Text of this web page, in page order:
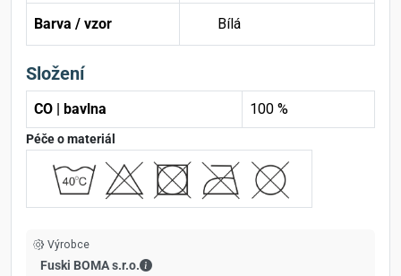
Barva / vzor Bílá
Složení
CO | bavlna 100 %
Péče o materiál
Výrobce
Fuski BOMA s.r.o.
Fuski BOMA s.r.o. - Kontaktní údaje